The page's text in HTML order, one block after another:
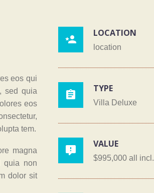
eos qui
sed quia
eos
tem.
magna
quia non
dolor sit

LOCATION
location

TYPE
Villa Deluxe

VALUE
$995,000 all incl.